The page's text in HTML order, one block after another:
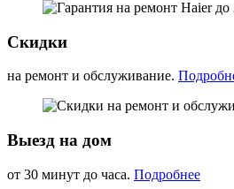
Скидки
на ремонт и обслуживание.
Выезд на дом
от 30 минут до часа. Подробнее